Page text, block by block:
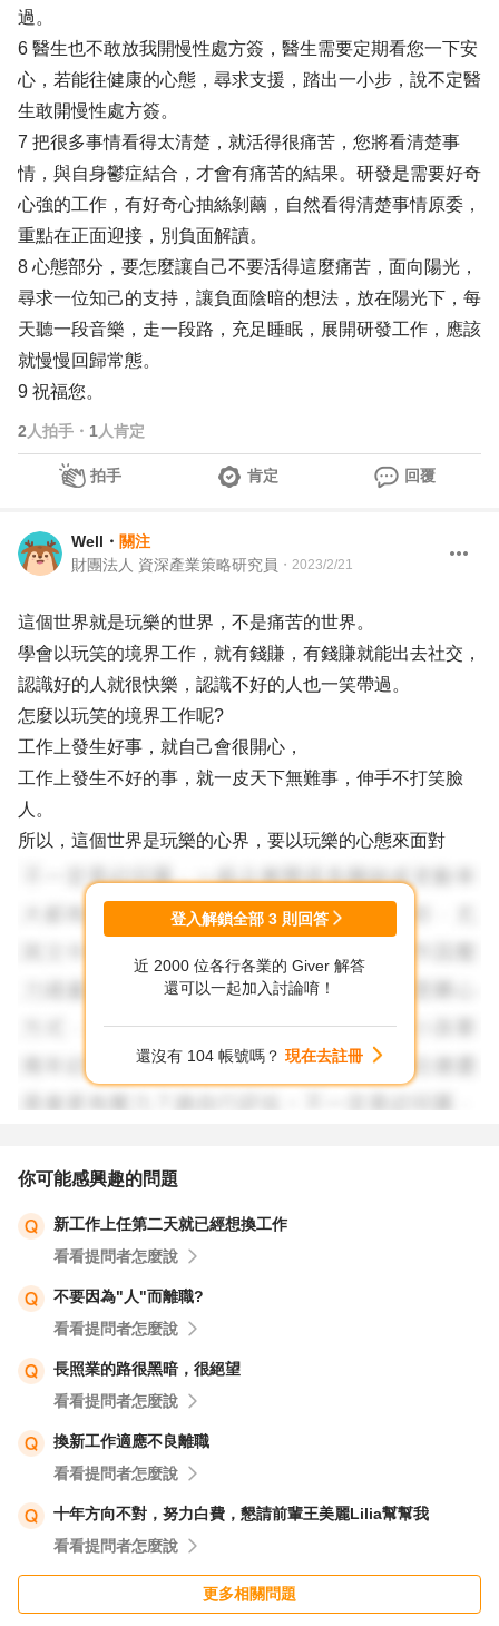
過。
6 醫生也不敢放我開慢性處方簽，醫生需要定期看您一下安
心，若能往健康的心態，尋求支援，踏出一小步，說不定醫
生敢開慢性處方簽。
7 把很多事情看得太清楚，就活得很痛苦，您將看清楚事
情，與自身鬱症結合，才會有痛苦的結果。研發是需要好奇
心強的工作，有好奇心抽絲剝繭，自然看得清楚事情原委，
重點在正面迎接，別負面解讀。
8 心態部分，要怎麼讓自己不要活得這麼痛苦，面向陽光，
尋求一位知己的支持，讓負面陰暗的想法，放在陽光下，每
天聽一段音樂，走一段路，充足睡眠，展開研發工作，應該
就慢慢回歸常態。
9 祝福您。
2 人拍手 ・ 1 人肯定
拍手 肯定 回覆
Well ・ 關注
財團法人 資深產業策略研究員 ・ 2023/2/21
這個世界就是玩樂的世界，不是痛苦的世界。
學會以玩笑的境界工作，就有錢賺，有錢賺就能出去社交，
認識好的人就很快樂，認識不好的人也一笑帶過。
怎麼以玩笑的境界工作呢?
工作上發生好事，就自己會很開心，
工作上發生不好的事，就一皮天下無難事，伸手不打笑臉
人。
所以，這個世界是玩樂的心界，要以玩樂的心態來面對
登入解鎖全部 3 則回答
近 2000 位各行各業的 Giver 解答
還可以一起加入討論唷！
還沒有 104 帳號嗎？ 現在去註冊
你可能感興趣的問題
新工作上任第二天就已經想換工作
看看提問者怎麼說
不要因為"人"而離職?
看看提問者怎麼說
長照業的路很黑暗，很絕望
看看提問者怎麼說
換新工作適應不良離職
看看提問者怎麼說
十年方向不對，努力白費，懇請前輩王美麗Lilia幫幫我
看看提問者怎麼說
更多相關問題